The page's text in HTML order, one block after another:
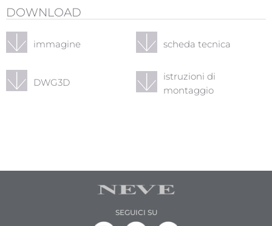
DOWNLOAD
immagine scheda tecnica
DWG3D
istruzioni di
montaggio
SEGUICI SU